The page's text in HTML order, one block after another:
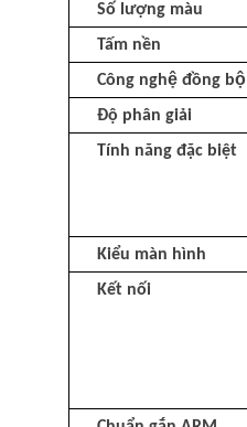
Số lượng màu
Tấm nền
Công nghệ đồng bộ
Độ phân giải
Tính năng đặc biệt
Kiểu màn hình
Kết nối